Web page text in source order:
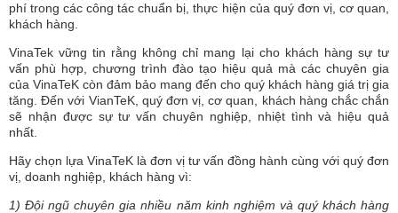
phí trong các công tác chuẩn bị, thực hiện của quý đơn vị, cơ quan,
khách hàng.
VinaTek vững tin rằng không chỉ mang lại cho khách hàng sự tư
vấn phù hợp, chương trình đào tạo hiệu quả mà các chuyên gia
của VinaTeK còn đảm bảo mang đến cho quý khách hàng giá trị gia
tăng. Đến với VianTeK, quý đơn vị, cơ quan, khách hàng chắc chắn
sẽ nhận được sự tư vấn chuyên nghiệp, nhiệt tình và hiệu quả
nhất.
Hãy chọn lựa VinaTeK là đơn vị tư vấn đồng hành cùng với quý đơn
vị, doanh nghiệp, khách hàng vì:
1) Đội ngũ chuyên gia nhiều năm kinh nghiệm và quý khách hàng